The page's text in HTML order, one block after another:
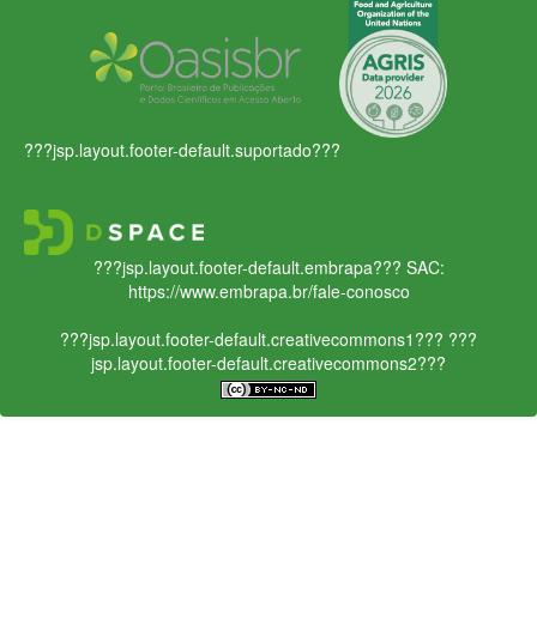
???jsp.layout.footer-default.suportado???
???jsp.layout.footer-default.embrapa??? SAC:
https://www.embrapa.br/fale-conosco
???jsp.layout.footer-default.creativecommons1??? ???
jsp.layout.footer-default.creativecommons2???